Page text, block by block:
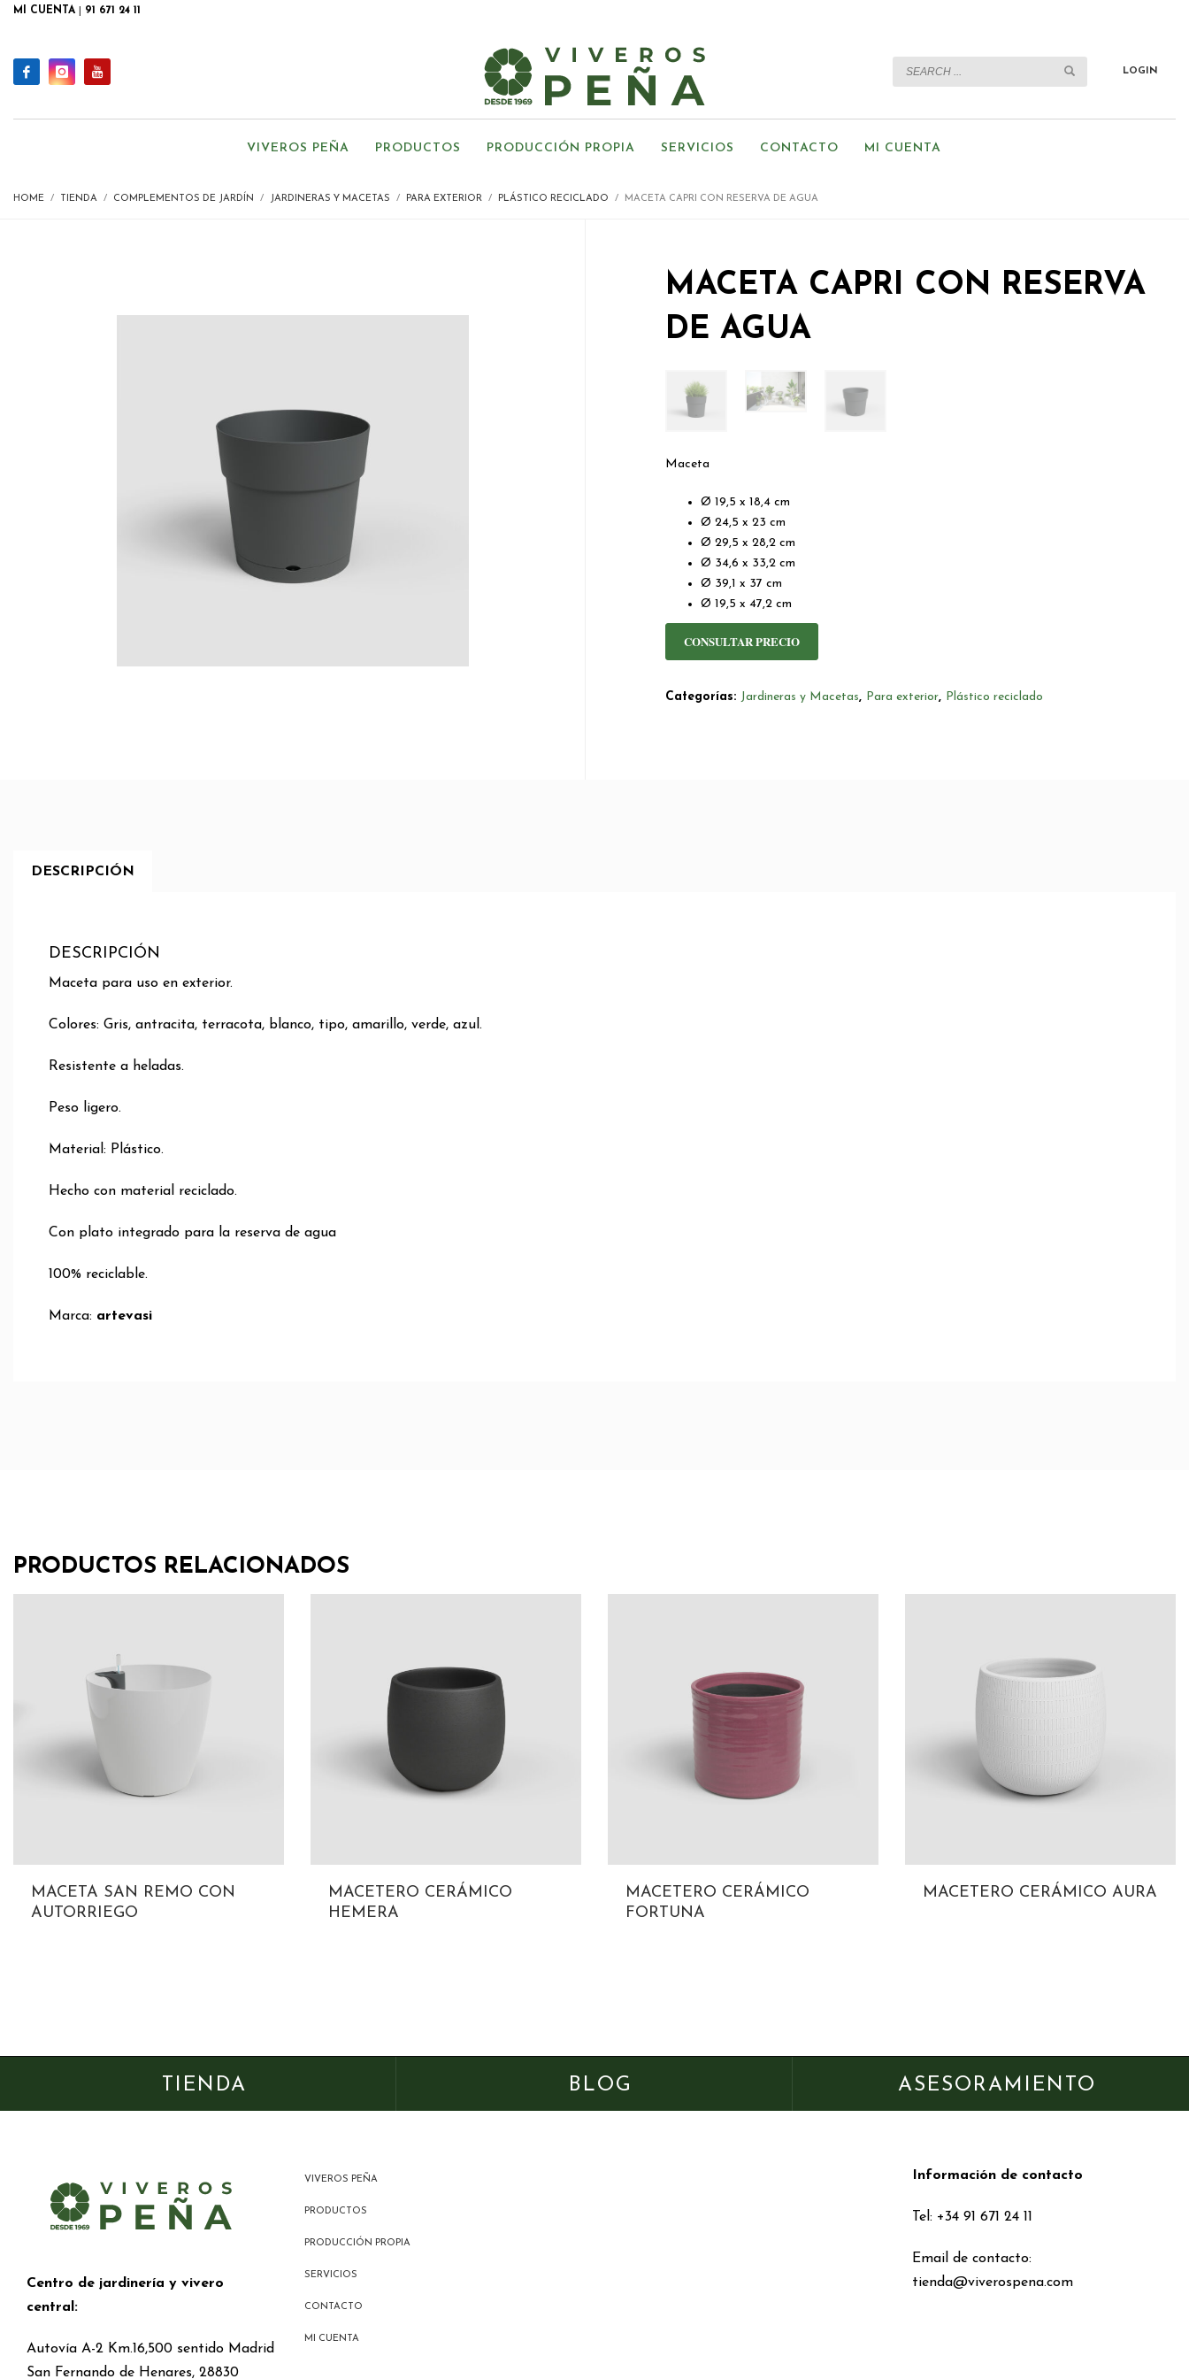
MI CUENTA 91 671 24 11
LOGIN
VIVEROS PEÑA PRODUCTOS PRODUCCIÓN PROPIA SERVICIOS CONTACTO MI CUENTA
HOME TIENDA COMPLEMENTOS DE JARDÍN JARDINERAS Y MACETAS PARA EXTERIOR PLÁSTICO RECICLADO MACETA CAPRI CON RESERVA DE AGUA
MACETA CAPRI CON RESERVA
DE AGUA
Maceta
Ø 19,5 x 18,4 cm
Ø 24,5 x 23 cm
Ø 29,5 x 28,2 cm
Ø 34,6 x 33,2 cm
Ø 39,1 x 37 cm
Ø 19,5 x 47,2 cm
CONSULTAR PRECIO
Categorías: Jardineras y Macetas, Para exterior, Plástico reciclado
DESCRIPCIÓN
DESCRIPCIÓN
Maceta para uso en exterior.
Colores: Gris, antracita, terracota, blanco, tipo, amarillo, verde, azul.
Resistente a heladas.
Peso ligero.
Material: Plástico.
Hecho con material reciclado.
Con plato integrado para la reserva de agua
100% reciclable.
Marca: artevasi
PRODUCTOS RELACIONADOS
MACETA SAN REMO CON
AUTORRIEGO
MACETERO CERÁMICO
HEMERA
MACETERO CERÁMICO
FORTUNA
MACETERO CERÁMICO AURA
TIENDA BLOG ASESORAMIENTO
Centro de jardinería y vivero
central:
Autovía A-2 Km.16,500 sentido Madrid
San Fernando de Henares, 28830
VIVEROS PEÑA
PRODUCTOS
PRODUCCIÓN PROPIA
SERVICIOS
CONTACTO
MI CUENTA
Información de contacto
Tel: +34 91 671 24 11
Email de contacto:
tienda@viverospena.com